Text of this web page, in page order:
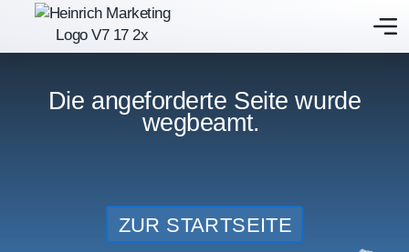
Die angeforderte Seite wurde
wegbeamt.
ZUR STARTSEITE